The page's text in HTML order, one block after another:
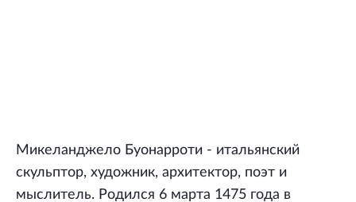
Микеланджело Буонарроти - итальянский
скульптор, художник, архитектор, поэт и
мыслитель. Родился 6 марта 1475 года в